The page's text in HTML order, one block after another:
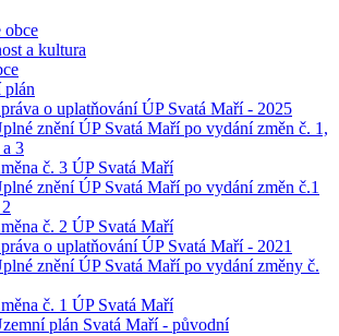
obce
a kultura
plán
o uplatňování ÚP Svatá Maří - 2025
znění ÚP Svatá Maří po vydání změn č. 1,
a 3
č. 3 ÚP Svatá Maří
znění ÚP Svatá Maří po vydání změn č.1
č. 2 ÚP Svatá Maří
o uplatňování ÚP Svatá Maří - 2021
znění ÚP Svatá Maří po vydání změny č.
č. 1 ÚP Svatá Maří
plán Svatá Maří - původní